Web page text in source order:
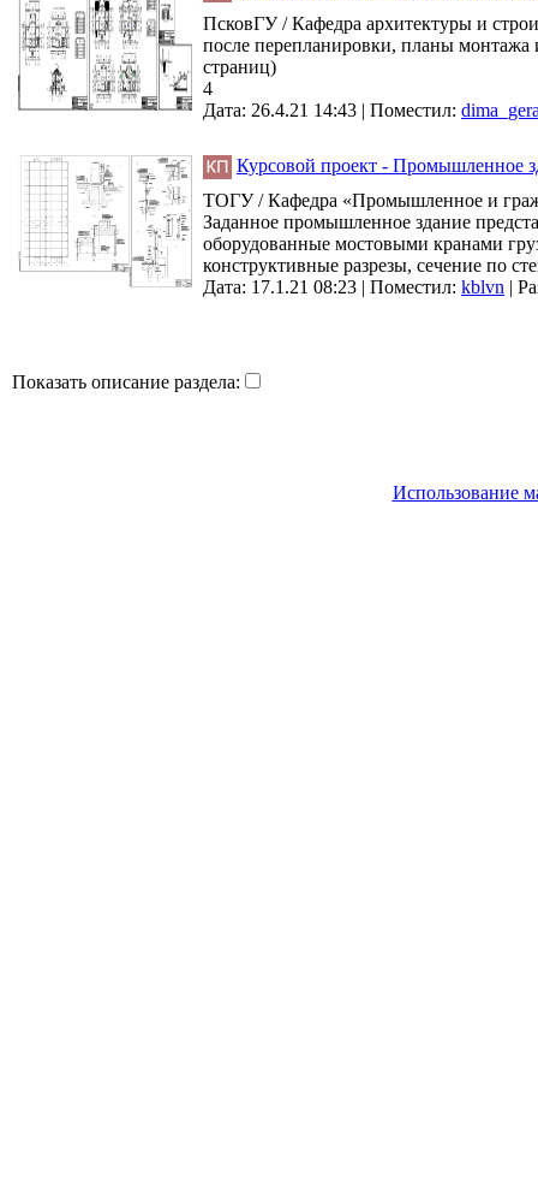
ПсковГУ / Кафедра архитектуры и
после перепланировки, планы монтажа
страниц)
4
Дата: 26.4.21 14:43 | Поместил:
Курсовой проект - Промышленное
ТОГУ / Кафедра «Промышленное и
Заданное промышленное здание
оборудованные мостовыми кранами
конструктивные разрезы, сечение по
Дата: 17.1.21 08:23 | Поместил: kblvn |
Показать описание раздела:
Использование